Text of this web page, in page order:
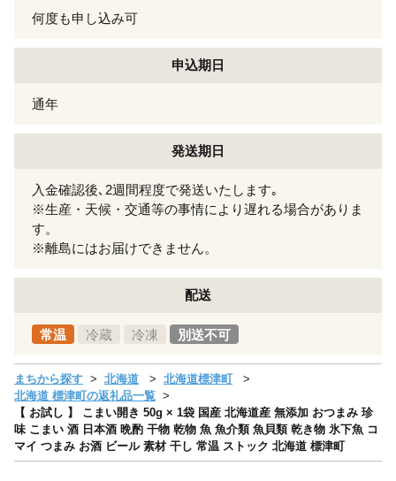
何度も申し込み可
申込期日
通年
発送期日
入金確認後､2週間程度で発送いたします｡
※生産・天候・交通等の事情により遅れる場合がありま
す。
※離島にはお届けできません。
配送
常温 冷蔵 冷凍 別送不可
まちから探す 北海道
北海道標津町
北海道 標津町の返礼品一覧
【 お試し 】 こまい開き 50g × 1袋 国産 北海道産 無添加 おつまみ 珍
味 こまい 酒 日本酒 晩酌 干物 乾物 魚 魚介類 魚貝類 乾き物 氷下魚 コ
マイ つまみ お酒 ビール 素材 干し 常温 ストック 北海道 標津町